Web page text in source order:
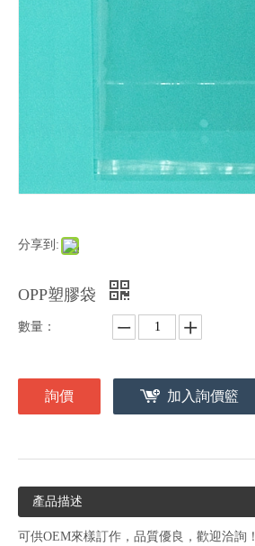
分享到:
OPP塑膠袋
數量：
詢價 加入詢價籃
產品描述
可供OEM來樣訂作，品質優良，歡迎洽詢！